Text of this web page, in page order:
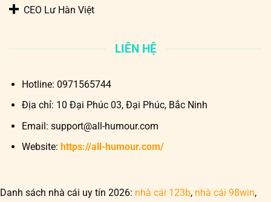
CEO Lư Hàn Việt
LIÊN HỆ
Hotline: 0971565744
Địa chỉ: 10 Đại Phúc 03, Đại Phúc, Bắc Ninh
Email: support@all-humour.com
Website: https://all-humour.com/
Danh sách nhà cái uy tín 2026: nhà cái 123b, nhà cái 98win,